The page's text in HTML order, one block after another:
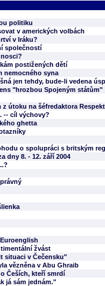
politiku
v amerických volbách
v Iráku?
společností
postižených dětí
nemocného syna
jen tehdy, bude-li vedena
"hrozbou Spojeným státům"
útoku na šéfredaktora
-- cíl výchovy?
ghetta
o spolupráci s britským
dny 8. - 12. září 2004
žvást
situaci v Čečensku"
vězněna v Abu Ghraib
Češích, kteří smrdí
já sám jednám."